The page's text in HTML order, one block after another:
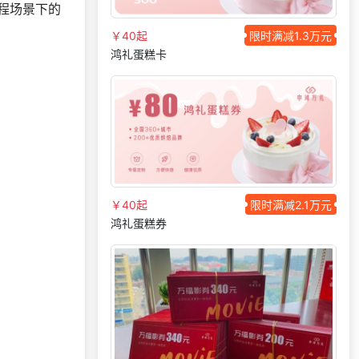
场景下的
￥40起
限时满减1.3万元
鸿礼蛋糕卡
￥40起
限时满减2.1万元
鸿礼蛋糕券
140*** 21 天前
咨询积分兑换商城
开发
150***
选择礼品卡商城系
统
189***
选择福利发放系统
193***
20 天前
咨询SaaS相关问题
186***
33 分钟前 咨询工会福利平台
138*** 28 天前
索要福利礼品采购
资料
181*** 21 天前
选择礼品卡商城系
176***
198*** 1 天前
获取礼品采购供应
链资料
133***
21 天前 选择公司礼品商城